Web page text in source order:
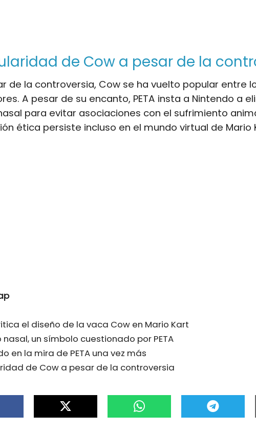
de Cow a pesar de la
de la controversia, Cow se ha vuelto popular entre
A pesar de su encanto, PETA insta a Nintendo a
para evitar asociaciones con el sufrimiento
ética persiste incluso en el mundo virtual de Mario
el diseño de la vaca Cow en Mario Kart
nasal, un símbolo cuestionado por PETA
en la mira de PETA una vez más
de Cow a pesar de la controversia